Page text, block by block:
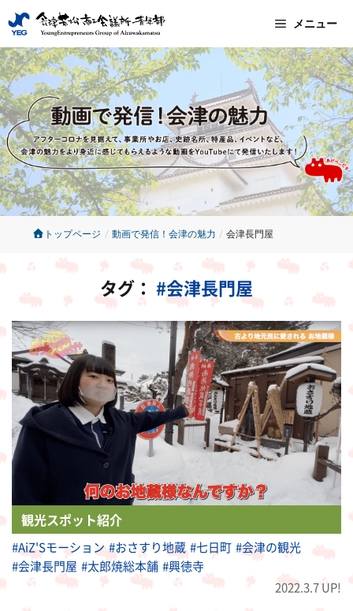
ン
テ
ン
ツ
へ
ス
キ
ッ
メニュー
トップページ / 動画で発信！会津の魅力 / 会津長門屋
タグ： #会津長門屋
観光スポット紹介
#AiZ'Sモーション #おさすり地蔵 #七日町 #会津の観光
#会津長門屋 #太郎焼総本舗 #興徳寺
2022.3.7 UP!